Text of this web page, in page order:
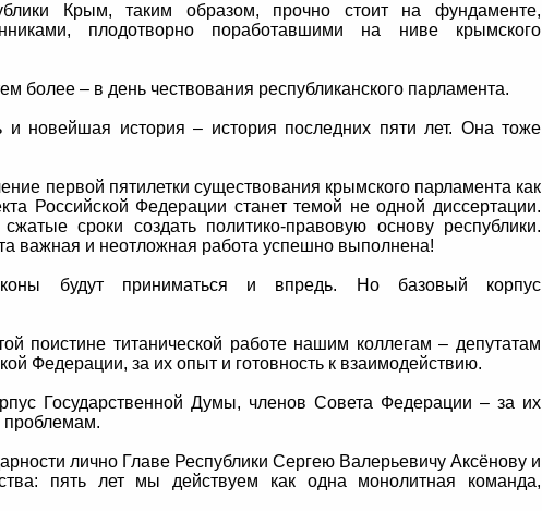
Крым, таким образом, прочно стоит на фундаменте,
плодотворно поработавшими на ниве крымского
более – в день чествования республиканского парламента.
новейшая история – история последних пяти лет. Она тоже
первой пятилетки существования крымского парламента как
Российской Федерации станет темой не одной диссертации.
сроки создать политико-правовую основу республики.
важная и неотложная работа успешно выполнена!
будут приниматься и впредь. Но базовый корпус
поистине титанической работе нашим коллегам – депутатам
Федерации, за их опыт и готовность к взаимодействию.
Государственной Думы, членов Совета Федерации – за их
проблемам.
лично Главе Республики Сергею Валерьевичу Аксёнову и
пять лет мы действуем как одна монолитная команда,